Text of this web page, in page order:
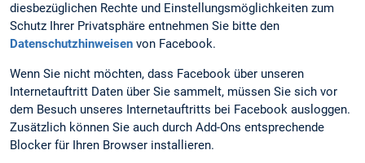
diesbezüglichen Rechte und Einstellungsmöglichkeiten zum
Schutz Ihrer Privatsphäre entnehmen Sie bitte den
Datenschutzhinweisen von Facebook.
Wenn Sie nicht möchten, dass Facebook über unseren
Internetauftritt Daten über Sie sammelt, müssen Sie sich vor
dem Besuch unseres Internetauftritts bei Facebook ausloggen.
Zusätzlich können Sie auch durch Add-Ons entsprechende
Blocker für Ihren Browser installieren.